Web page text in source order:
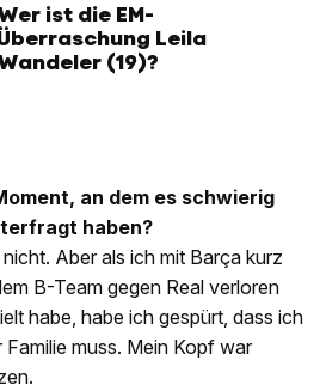
ist die EM-
Leila
(19)?
an dem es schwierig
haben?
Aber als ich mit Barça kurz
B-Team gegen Real verloren
habe, habe ich gespürt, dass ich
muss. Mein Kopf war